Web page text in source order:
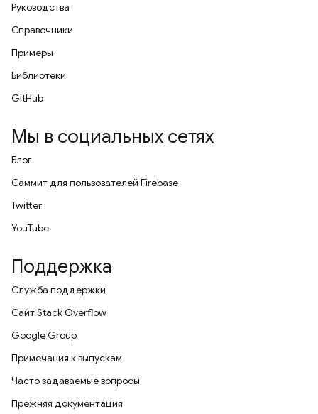
Руководства
Справочники
Примеры
Библиотеки
GitHub
Мы в социальных сетях
Блог
Саммит для пользователей Firebase
Twitter
YouTube
Поддержка
Служба поддержки
Сайт Stack Overflow
Google Group
Примечания к выпускам
Часто задаваемые вопросы
Прежняя документация